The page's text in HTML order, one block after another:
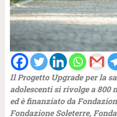
Il Progetto Upgrade per la
adolescenti si rivolge a 800
ed è finanziato da
Fondazione Soleterre,